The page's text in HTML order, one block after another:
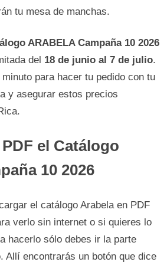
tu mesa de manchas.
ARABELA Campaña 10 2026
del 18 de junio al 7 de julio.
para hacer tu pedido con tu
y asegurar estos precios
el Catálogo
10 2026
el catálogo Arabela en PDF
verlo sin internet o si quieres lo
hacerlo sólo debes ir la parte
Allí encontrarás un botón que dice